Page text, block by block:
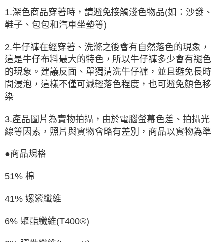
1.深色商品穿著時，請避免接觸淺色物品(如：沙發、
鞋子、包包和汽車坐墊等)
2.牛仔褲在經穿著、洗滌之後會有自然落色的現象，
這是牛仔布料最大的特色，所以牛仔褲多少會有褪色
的現象。建議反面、單獨清洗牛仔褲，並且避免長時
間浸泡，這樣不僅可減輕落色程度，也可避免顏色移
染
3.產品圖片為實物拍攝，由於電腦螢幕色差、拍攝光
線等因素，照片與實物會略有差別，商品以實物為準
●商品規格
51% 棉
41% 嫘縈纖維
6% 聚酯纖維(T400®)